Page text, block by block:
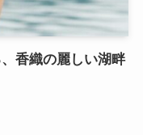
香織の麗しい湖畔